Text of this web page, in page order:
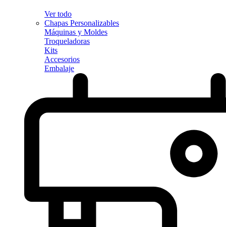
Ver todo
Chapas Personalizables
Máquinas y Moldes
Troqueladoras
Kits
Accesorios
Embalaje